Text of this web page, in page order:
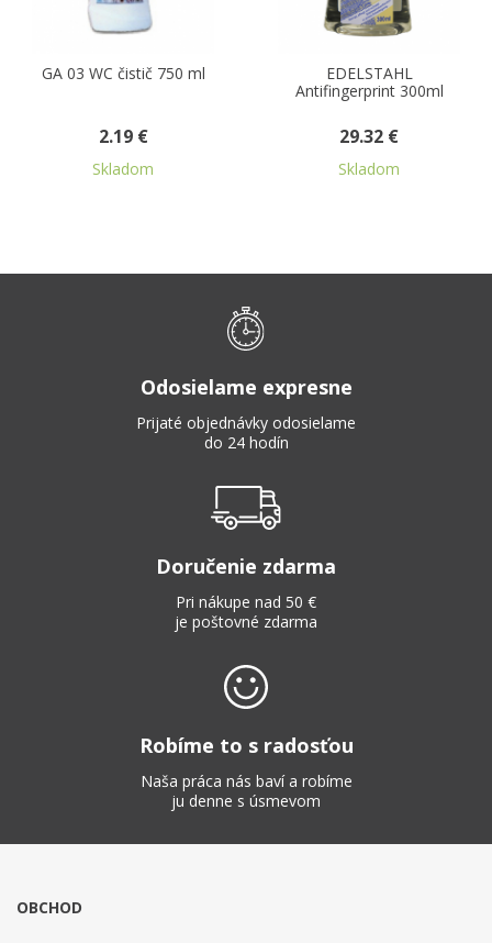
GA 03 WC čistič 750 ml
2.19 €
Skladom
EDELSTAHL
Antifingerprint 300ml
29.32 €
Skladom
Odosielame expresne
Prijaté objednávky odosielame
do 24 hodín
Doručenie zdarma
Pri nákupe nad 50 €
je poštovné zdarma
Robíme to s radosťou
Naša práca nás baví a robíme
ju denne s úsmevom
OBCHOD